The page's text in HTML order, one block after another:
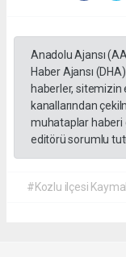
Anadolu Ajansı
Haber Ajansı
haberler,
kanallarından
muhataplar haberi
editörü sorumlu
#Kozlu ilçesi